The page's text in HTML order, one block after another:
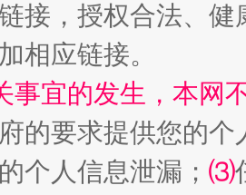
刚被判无期 从幼
接，授权合法、
相应链接。
事宜的发生，本网
的要求提供您的个
个人信息泄漏； ⑶